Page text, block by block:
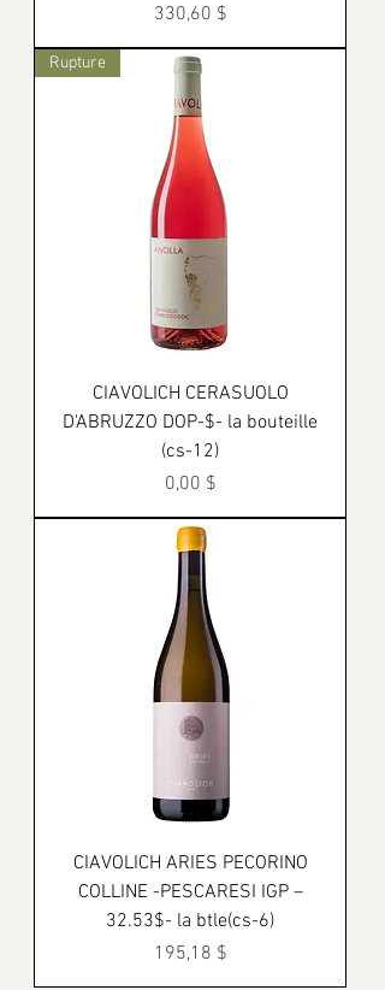
Prix
330,60 $
Rupture
CIAVOLICH CERASUOLO
D'ABRUZZO DOP-$- la bouteille
(cs-12)
Prix
0,00 $
CIAVOLICH ARIES PECORINO
COLLINE -PESCARESI IGP –
32.53$- la btle(cs-6)
Prix
195,18 $